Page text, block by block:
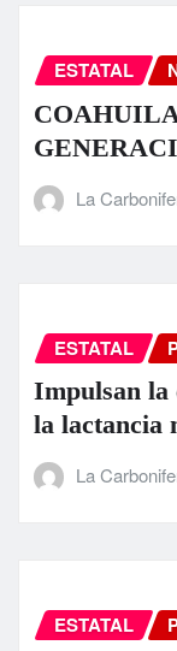
ESTATAL
La
ESTATAL
Impulsan la
la lactancia
La
ESTATAL